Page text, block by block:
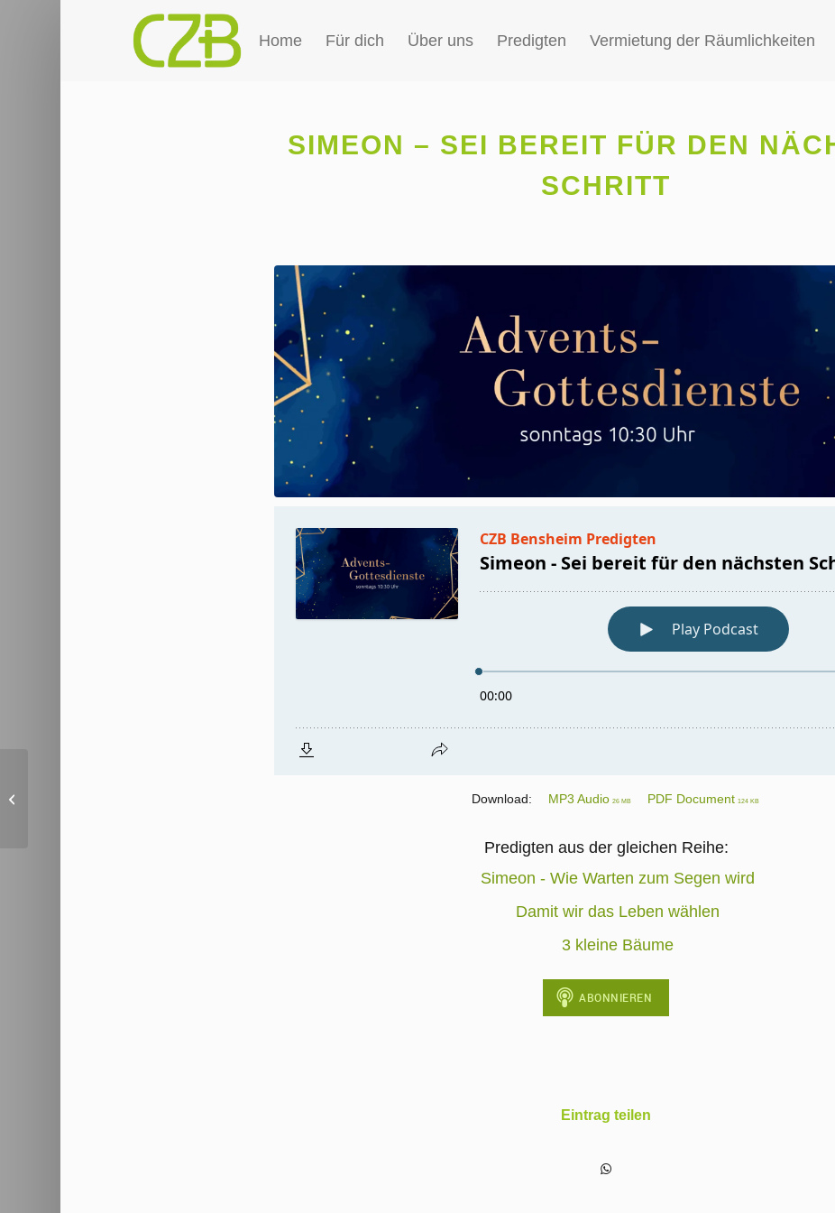
Home Für dich Über uns Predigten Vermietung der Räumlichkeiten
SIMEON – SEI BEREIT FÜR DEN
SCHRITT
Download: MP3 Audio 26 MB PDF Document 124 KB
Predigten aus der gleichen Reihe:
Simeon - Wie Warten zum Segen wird
Damit wir das Leben wählen
3 kleine Bäume
Eintrag teilen